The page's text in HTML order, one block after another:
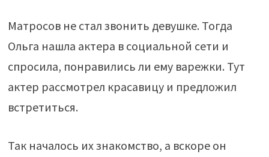
Матросов не стал звонить девушке. Тогда
Ольга нашла актера в социальной сети и
спросила, понравились ли ему варежки. Тут
актер рассмотрел красавицу и предложил
встретиться.
Так началось их знакомство, а вскоре он